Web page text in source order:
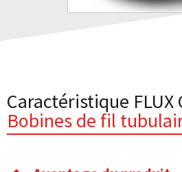
Caractéristique FLUX
Bobines de fil